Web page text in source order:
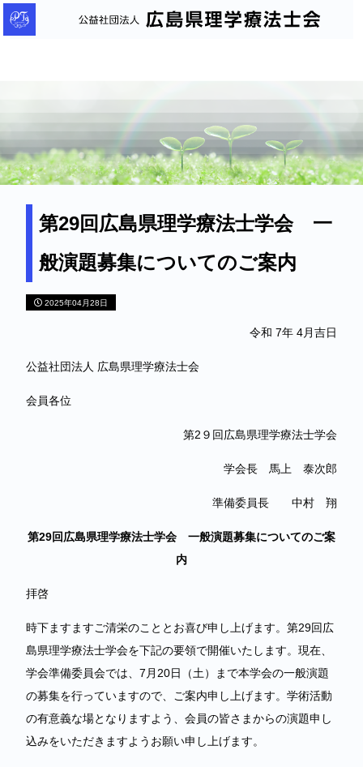
公
益
島
第29回広島県理学療法士学会 一
般演題募集についてのご案内
2025年04月28日
令和 7年 4月吉日
公益社団法人 広島県理学療法士会
会員各位
第2９回広島県理学療法士学会
学会長 馬上 泰次郎
準備委員長 中村 翔
第29回広島県理学療法士学会 一般演題募集についてのご案
内
拝啓
時下ますますご清栄のこととお喜び申し上げます。第29回広
島県理学療法士学会を下記の要領で開催いたします。現在、
学会準備委員会では、7月20日（土）まで本学会の一般演題
の募集を行っていますので、ご案内申し上げます。学術活動
の有意義な場となりますよう、会員の皆さまからの演題申し
込みをいただきますようお願い申し上げます。